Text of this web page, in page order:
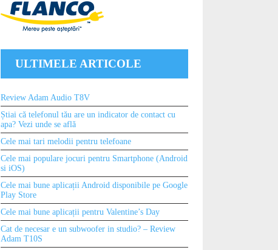
ULTIMELE ARTICOLE
Review Adam Audio T8V
Știai că telefonul tău are un indicator de contact cu
apa? Vezi unde se află
Cele mai tari melodii pentru telefoane
Cele mai populare jocuri pentru Smartphone (Android
si iOS)
Cele mai bune aplicații Android disponibile pe Google
Play Store
Cele mai bune aplicații pentru Valentine’s Day
Cat de necesar e un subwoofer in studio? – Review
Adam T10S